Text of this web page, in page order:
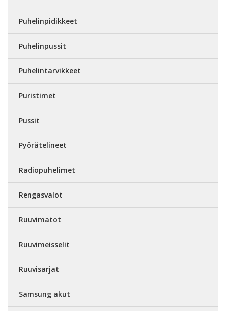
Puhelinpidikkeet
Puhelinpussit
Puhelintarvikkeet
Puristimet
Pussit
Pyörätelineet
Radiopuhelimet
Rengasvalot
Ruuvimatot
Ruuvimeisselit
Ruuvisarjat
Samsung akut